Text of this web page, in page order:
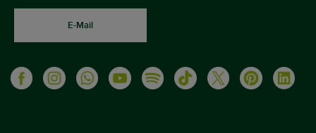
E-Mail